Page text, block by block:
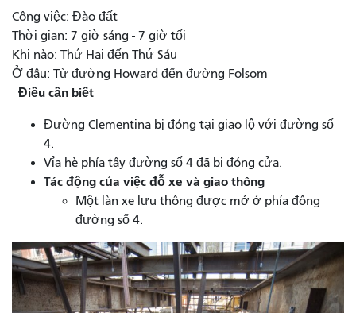
Công việc: Đào đất
Thời gian: 7 giờ sáng - 7 giờ tối
Khi nào: Thứ Hai đến Thứ Sáu
Ở đâu: Từ đường Howard đến đường Folsom
Điều cần biết
Đường Clementina bị đóng tại giao lộ với đường số
4.
Vỉa hè phía tây đường số 4 đã bị đóng cửa.
Tác động của việc đỗ xe và giao thông
Một làn xe lưu thông được mở ở phía đông
đường số 4.